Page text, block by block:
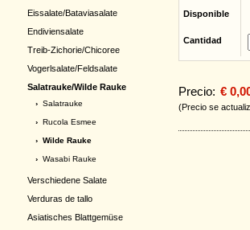
Eissalate/Bataviasalate
Endiviensalate
Treib-Zichorie/Chicoree
Vogerlsalate/Feldsalate
Salatrauke/Wilde Rauke
› Salatrauke
› Rucola Esmee
› Wilde Rauke
› Wasabi Rauke
Verschiedene Salate
Verduras de tallo
Asiatisches Blattgemüse
Disponible
Cantidad
Precio: €
(Precio se